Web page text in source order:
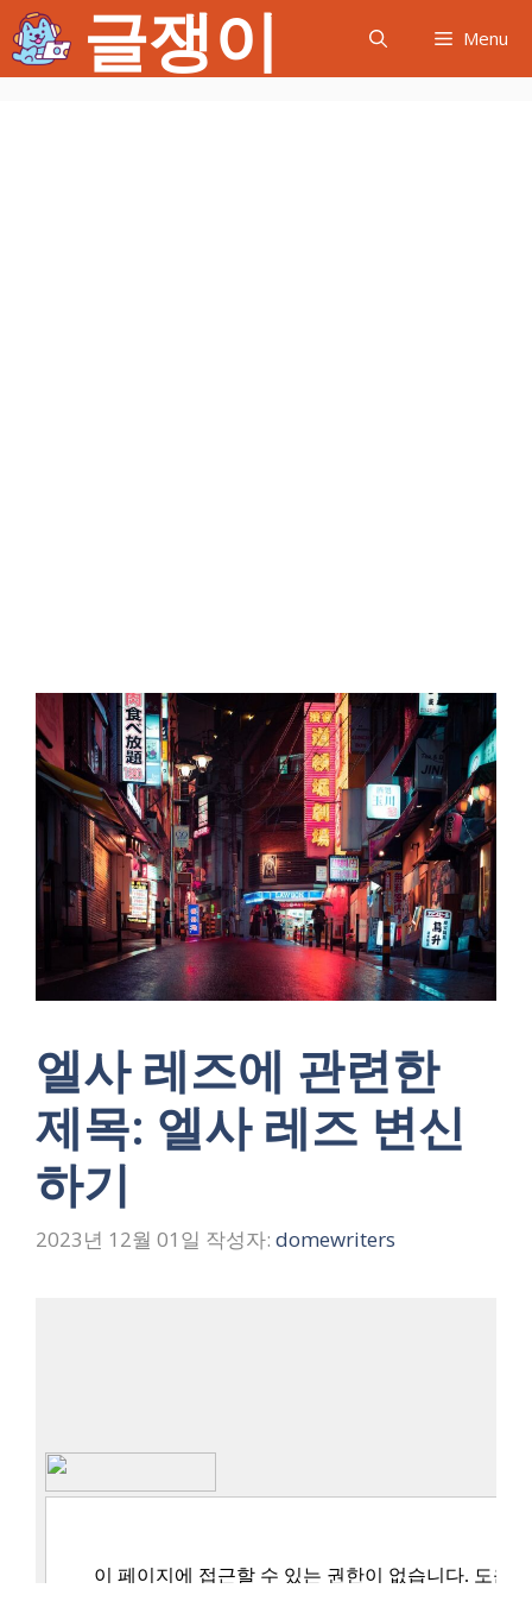
텐
츠
글쟁이 Menu
엘사 레즈에 관련한
제목: 엘사 레즈 변신
하기
2023년 12월 01일 작성자: domewriters